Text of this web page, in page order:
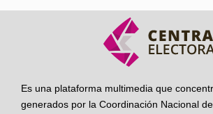
Es una plataforma multimedia que
generados por la Coordinación Nacional